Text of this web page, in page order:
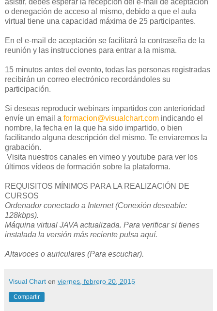
o denegación de acceso al mismo, debido a que el aula
virtual tiene una capacidad máxima de 25 participantes.
En el e-mail de aceptación se facilitará la contraseña de la
reunión y las instrucciones para entrar a la misma.
15 minutos antes del evento, todas las personas registradas
recibirán un correo electrónico recordándoles su
participación.
Si deseas reproducir webinars impartidos con anterioridad
envíe un email a formacion@visualchart.com indicando el
nombre, la fecha en la que ha sido impartido, o bien
facilitando alguna descripción del mismo. Te enviaremos la
grabación.
Visita nuestros canales en vimeo y youtube para ver los
últimos vídeos de formación sobre la plataforma.
REQUISITOS MÍNIMOS PARA LA REALIZACIÓN DE
CURSOS
Ordenador conectado a Internet (Conexión deseable:
128kbps).
Máquina virtual JAVA actualizada. Para verificar si tienes
instalada la versión más reciente pulsa aquí.
Altavoces o auriculares (Para escuchar).
Visual Chart en viernes, febrero 20, 2015
Compartir